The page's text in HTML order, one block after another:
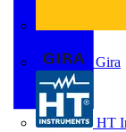
Gira
HT